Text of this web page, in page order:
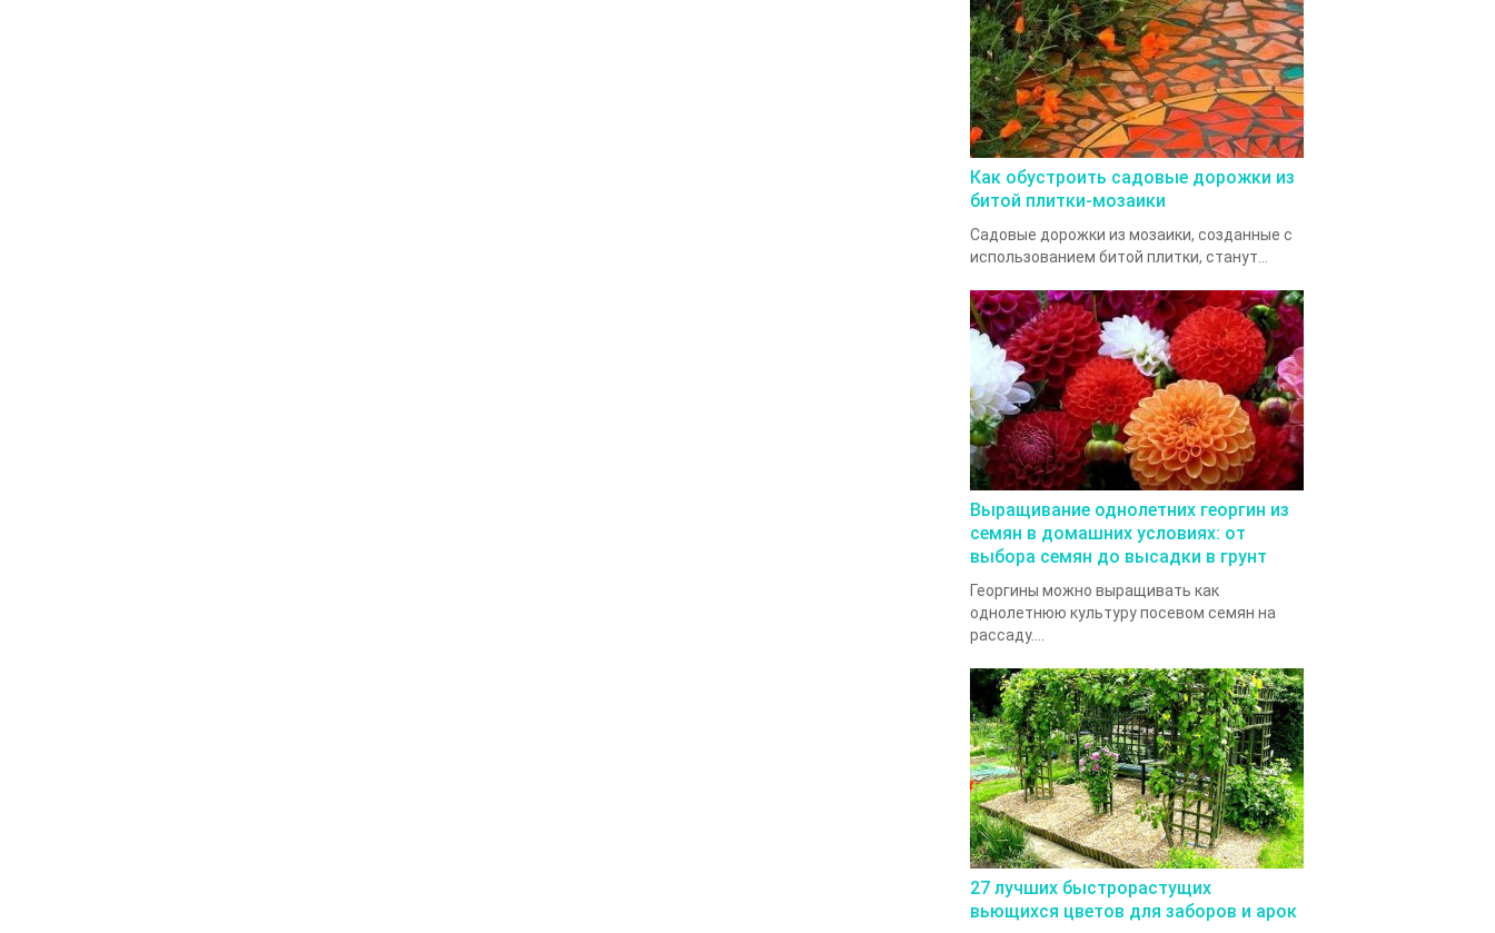
Как обустроить садовые дорожки из
битой плитки-мозаики
Садовые дорожки из мозаики, созданные с
использованием битой плитки, станут...
Выращивание однолетних георгин из
семян в домашних условиях: от
выбора семян до высадки в грунт
Георгины можно выращивать как
однолетнюю культуру посевом семян на
рассаду....
27 лучших быстрорастущих
вьющихся цветов для заборов и арок